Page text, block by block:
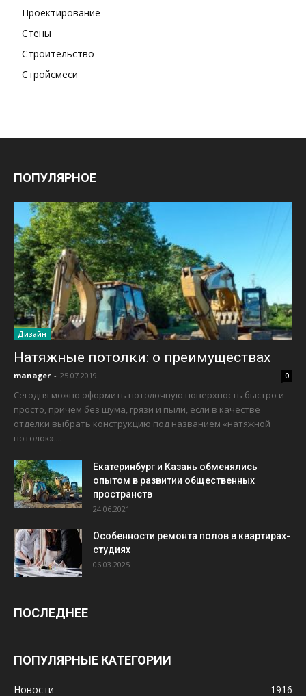
Проектирование
Стены
Строительство
Стройсмеси
ПОПУЛЯРНОЕ
Дизайн
Натяжные потолки: о преимуществах
manager - 25.07.2019 0
Сегодня можно оформить потолочную поверхность быстро и
просто, причём без шума, грязи и пыли, если в качестве
отделки выбрать конструкцию под названием «натяжной
потолок»....
Екатеринбург и Казань обменялись
опытом в развитии общественных
пространств
24.06.2021
Особенности ремонта полов в квартирах-
студиях
06.03.2025
ПОСЛЕДНЕЕ
ПОПУЛЯРНЫЕ КАТЕГОРИИ
Новости 1916